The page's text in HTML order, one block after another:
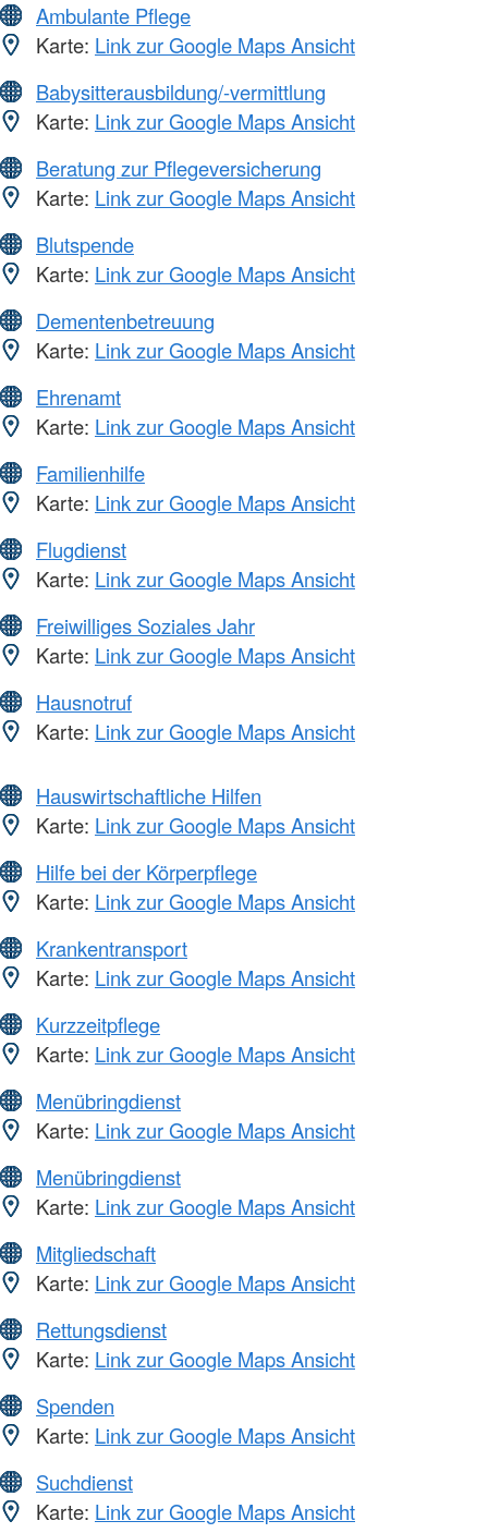
Ambulante Pflege
Karte: Link zur Google Maps Ansicht
Babysitterausbildung/-vermittlung
Karte: Link zur Google Maps Ansicht
Beratung zur Pflegeversicherung
Karte: Link zur Google Maps Ansicht
Blutspende
Karte: Link zur Google Maps Ansicht
Dementenbetreuung
Karte: Link zur Google Maps Ansicht
Ehrenamt
Karte: Link zur Google Maps Ansicht
Familienhilfe
Karte: Link zur Google Maps Ansicht
Flugdienst
Karte: Link zur Google Maps Ansicht
Freiwilliges Soziales Jahr
Karte: Link zur Google Maps Ansicht
Hausnotruf
Karte: Link zur Google Maps Ansicht
Hauswirtschaftliche Hilfen
Karte: Link zur Google Maps Ansicht
Hilfe bei der Körperpflege
Karte: Link zur Google Maps Ansicht
Krankentransport
Karte: Link zur Google Maps Ansicht
Kurzzeitpflege
Karte: Link zur Google Maps Ansicht
Menübringdienst
Karte: Link zur Google Maps Ansicht
Menübringdienst
Karte: Link zur Google Maps Ansicht
Mitgliedschaft
Karte: Link zur Google Maps Ansicht
Rettungsdienst
Karte: Link zur Google Maps Ansicht
Spenden
Karte: Link zur Google Maps Ansicht
Suchdienst
Karte: Link zur Google Maps Ansicht